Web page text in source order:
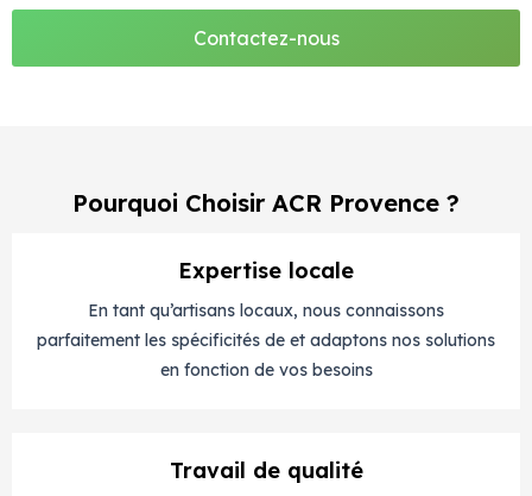
Contactez-nous
Pourquoi Choisir ACR Provence ?
Expertise locale
En tant qu’artisans locaux, nous connaissons
parfaitement les spécificités de et adaptons nos solutions
en fonction de vos besoins
Travail de qualité